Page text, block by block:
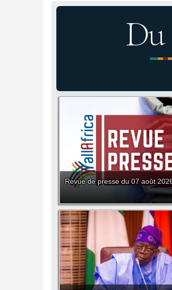
Revue de presse du 07 août